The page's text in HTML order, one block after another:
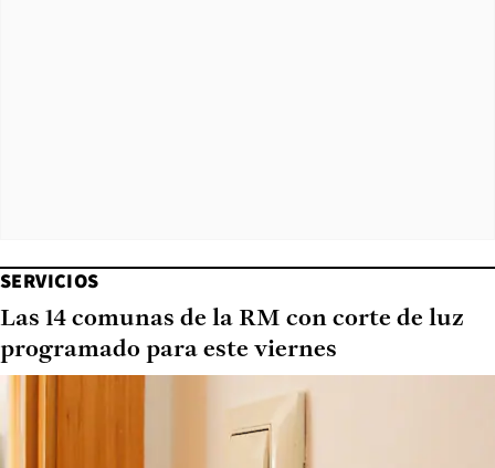
SERVICIOS
Las 14 comunas de la RM con corte de luz
programado para este viernes